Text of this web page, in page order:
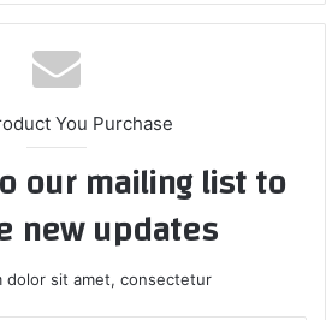
You Purchase
our mailing list to
new updates!
dolor sit amet, consectetur.